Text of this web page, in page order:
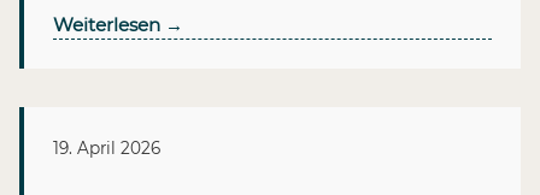
Weiterlesen →
19. April 2026